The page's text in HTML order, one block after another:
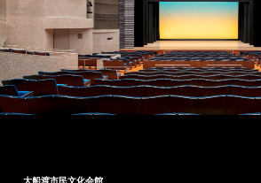
大船渡市民文化会館